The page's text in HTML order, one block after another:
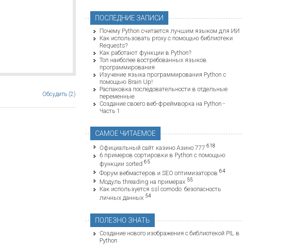
Обсудить (2)
ПОСЛЕДНИЕ ЗАПИСИ
Почему Python считается лучшим языком для ИИ
Как использовать proxy с помощью библиотеки
Requests?
Как работают функции в Python?
Топ наиболее востребованных языков
программирования
Изучение языка программирования Python с
помощью Brain Up!
Распаковка последовательности в отдельные
переменные
Создание своего веб-фреймворка на Python -
Часть 1
САМОЕ ЧИТАЕМОЕ
Официальный сайт казино Азино 777 618
6 примеров сортировки в Python с помощью
функции sorted 65
Форум вебмастеров и SEO оптимизаторов 64
Модуль threading на примерах 55
Как используется ssl comodo: безопасность
личных данных 54
ПОЛЕЗНО ЗНАТЬ
Создание нового изображения с библиотекой PIL в
Python